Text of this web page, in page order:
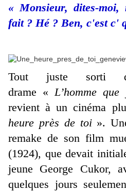
« Monsieur, dites-moi,
fait ? Hé ? Ben, c'est c'
Tout juste sorti
drame « L’homme
revient à un cinéma
heure près de toi ».
remake de son film
(1924), que devait
jeune George Cukor,
quelques jours